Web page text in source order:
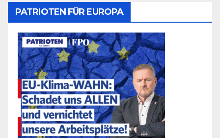
PATRIOTEN FÜR EUROPA